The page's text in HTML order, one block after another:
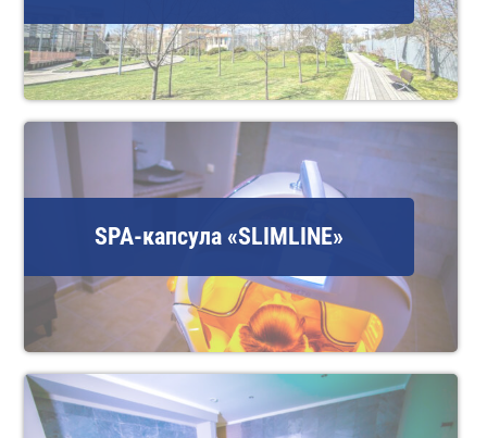
SPA-капсула «SLIMLINE»